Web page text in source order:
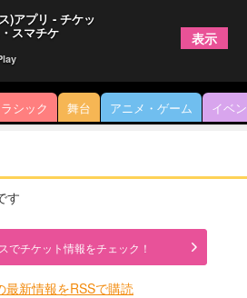
シック 舞台 アニメ・ゲーム イベ
す
でチケット情報をチェック！
最新情報をRSSで購読
)アプリ - チケッ
スマチケ 表示